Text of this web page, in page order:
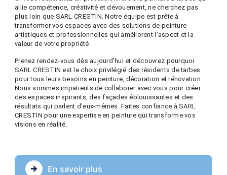
allie compétence, créativité et dévouement, ne cherchez pas
plus loin que SARL CRESTIN. Notre équipe est prête à
transformer vos espaces avec des solutions de peinture
artistiques et professionnelles qui améliorent l'aspect et la
valeur de votre propriété.
Prenez rendez-vous dès aujourd'hui et découvrez pourquoi
SARL CRESTIN est le choix privilégié des résidents de tarbes
pour tous leurs besoins en peinture, décoration et rénovation.
Nous sommes impatients de collaborer avec vous pour créer
des espaces inspirants, des façades éblouissantes et des
résultats qui parlent d'eux-mêmes. Faites confiance à SARL
CRESTIN pour une expertise en peinture qui transforme vos
visions en réalité.
En savoir plus